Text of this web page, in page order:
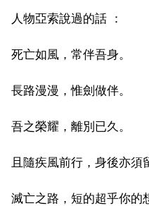
人物亞索說過的話 ：
死亡如風，常伴吾身。
長路漫漫，惟劍做伴。
吾之榮耀，離別已久。
且隨疾風前行，身後亦須
滅亡之路，短的超乎你的